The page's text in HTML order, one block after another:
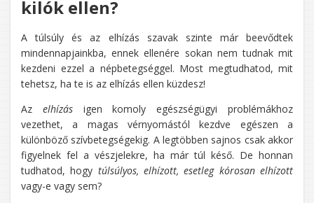
kilók ellen?
A túlsúly és az elhízás szavak szinte már beevődtek
mindennapjainkba, ennek ellenére sokan nem tudnak mit
kezdeni ezzel a népbetegséggel. Most megtudhatod, mit
tehetsz, ha te is az elhízás ellen küzdesz!
Az elhízásigen komoly egészségügyi problémákhoz
vezethet, a magas vérnyomástól kezdve egészen a
különböző szívbetegségekig. A legtöbben sajnos csak akkor
figyelnek fel a vészjelekre, ha már túl késő. De honnan
tudhatod, hogy túlsúlyos, elhízott, esetleg kórosan elhízott
vagy-e vagy sem?